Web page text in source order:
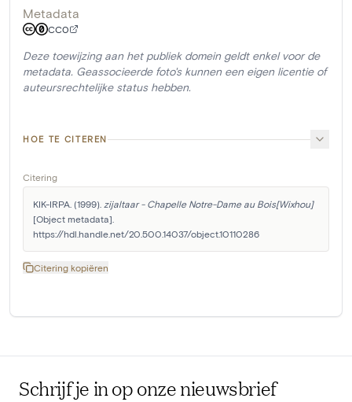
Metadata
CC0
Deze toewijzing aan het publiek domein geldt enkel voor de
metadata. Geassocieerde foto's kunnen een eigen licentie of
auteursrechtelijke status hebben.
HOE TE CITEREN
Citering
KIK-IRPA. (1999). zijaltaar - Chapelle Notre-Dame au Bois[Wixhou]
[Object metadata].
https://hdl.handle.net/20.500.14037/object.10110286
Citering kopiëren
Schrijf je in op onze nieuwsbrief